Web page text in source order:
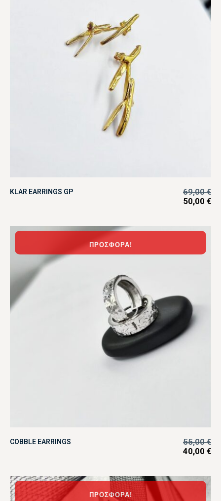
KLAR EARRINGS GP 69,00€
50,00 €
ΠΡΟΣΦΟΡΆ!
COBBLE EARRINGS 55,00€
40,00 €
ΠΡΟΣΦΟΡΆ!